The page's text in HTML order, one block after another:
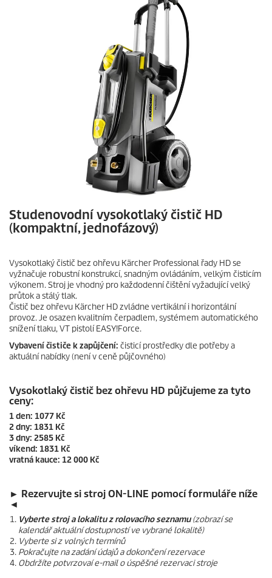
Studenovodní vysokotlaký čistič HD
(kompaktní, jednofázový)
Vysokotlaký čistič bez ohřevu Kärcher Professional řady HD se
vyžnačuje robustní konstrukcí, snadným ovládáním, velkým čisticím
výkonem. Stroj je vhodný pro každodenní čištění vyžadující velký
průtok a stálý tlak.
Čistič bez ohřevu Kärcher HD zvládne vertikální i horizontální
provoz. Je osazen kvalitním čerpadlem, systémem automatického
snížení tlaku, VT pistolíEASY!Force.
Vybavení čističe k zapůjčení: čisticí prostředky dle potřeby a
aktuální nabídky (není v ceně půjčovného)
Vysokotlaký čistič bez ohřevu HD půjčujeme za tyto
ceny:
1 den: 1077 Kč
2 dny: 1831 Kč
3 dny: 2585 Kč
víkend: 1831 Kč
vratná kauce: 12 000 Kč
► Rezervujte si stroj ON-LINE pomocí formuláře níže
◄
Vyberte stroj a lokalitu z rolovacího seznamu(zobrazí se
kalendář aktuální dostupností ve vybrané lokalitě)
Vyberte si z volných termínů
Pokračujte na zadání údajů a dokončení rezervace
Obdržíte potvrzovaí e-mail o úspěšné rezervaci stroje